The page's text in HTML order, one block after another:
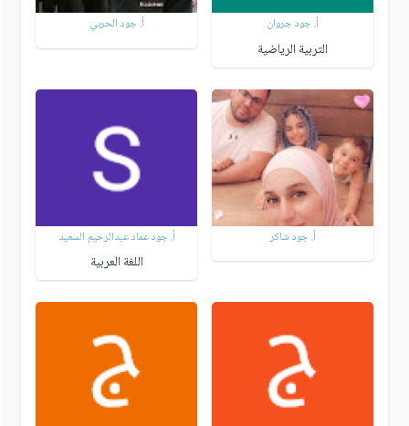
أ. جود جروان
التربية الرياضية
أ. جود الحربي
أ. جود شاكر أ. جود عماد عبدالرحيم السعيد
اللغة العربية